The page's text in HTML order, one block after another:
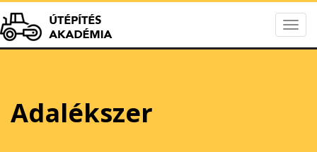
Útépítés
Adalékszer